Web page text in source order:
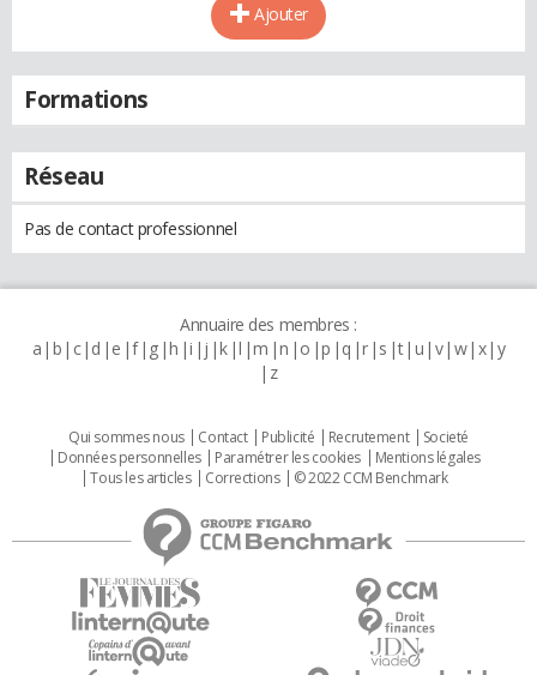
Ajouter
Formations
Réseau
Pas de contact professionnel
Annuaire des membres :
a b c d e f g h i j k l m n o p q r s t u v w x y
z
Qui sommes nous Contact Publicité Recrutement
Societé
Données personnelles
Paramétrer les cookies
Mentions légales
Tous les articles
Corrections © 2022 CCM Benchmark